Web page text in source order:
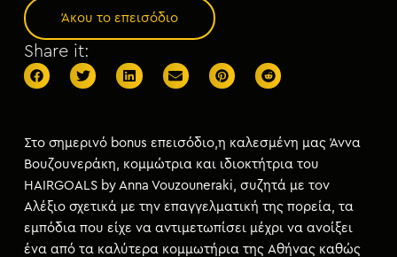
Άκου το επεισόδιο
Share it:
Στο σημερινό bonus επεισόδιο,η καλεσμένη μας Άννα
Βουζουνεράκη, κομμώτρια και ιδιοκτήτρια του
HAIRGOALS by Anna Vouzouneraki, συζητά με τον
Αλέξιο σχετικά με την επαγγελματική της πορεία, τα
εμπόδια που είχε να αντιμετωπίσει μέχρι να ανοίξει
ένα από τα καλύτερα κομμωτήρια της Αθήνας καθώς